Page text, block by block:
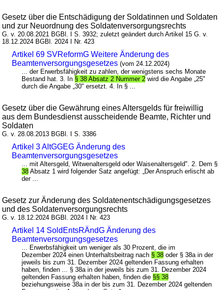
Gesetz über die Entschädigung der Soldatinnen und Soldaten
und zur Neuordnung des Soldatenversorgungsrechts
G. v. 20.08.2021 BGBl. I S. 3932; zuletzt geändert durch Artikel 15 G. v.
18.12.2024 BGBl. 2024 I Nr. 423
Artikel 69 SVReformG Weitere Änderung des
Beamtenversorgungsgesetzes (vom 24.12.2024)
... der Erwerbsfähigkeit zu zahlen, der wenigstens sechs Monate
Bestand hat. 3. In § 38 Absatz 2 Nummer 2 wird die Angabe „25"
durch die Angabe „30" ersetzt. 4. In § ...
Gesetz über die Gewährung eines Altersgelds für freiwillig
aus dem Bundesdienst ausscheidende Beamte, Richter und
Soldaten
G. v. 28.08.2013 BGBl. I S. 3386
Artikel 3 AltGGEG Änderung des
Beamtenversorgungsgesetzes
... mit Altersgeld, Witwenaltersgeld oder Waisenaltersgeld". 2. Dem §
38 Absatz 1 wird folgender Satz angefügt: „Der Anspruch erlischt ab
der ...
Gesetz zur Änderung des Soldatenentschädigungsgesetzes
und des Soldatenversorgungsrechts
G. v. 18.12.2024 BGBl. 2024 I Nr. 423
Artikel 14 SoldEntsRÄndG Änderung des
Beamtenversorgungsgesetzes
... Erwerbsfähigkeit um weniger als 30 Prozent, die im
Dezember 2024 einen Unterhaltsbeitrag nach § 38 oder § 38a in der
jeweils bis zum 31. Dezember 2024 geltenden Fassung erhalten
haben, finden ... § 38a in der jeweils bis zum 31. Dezember 2024
geltenden Fassung erhalten haben, finden die §§ 38
beziehungsweise 38a in der bis zum 31. Dezember 2024 geltenden